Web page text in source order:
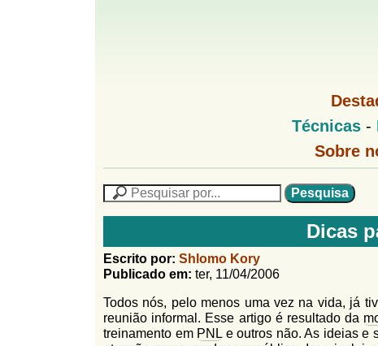
l
f
i
n
h
o
N
L
Técnicas-
o
o
M
n
u
Sobre
F
r
m
u
l
e
u
i
a
n
o
Dicas
Escrito por: Shlomo Kory
Publicado em: ter, 11/04/2006
Todos nós, pelo menos uma vez na vida, já
reunião informal. Esse artigo é resultado da
treinamento em PNL e outros não. As ideias e